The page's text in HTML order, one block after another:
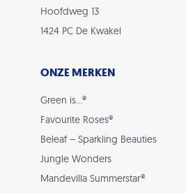
Hoofdweg 13
1424 PC De Kwakel
ONZE MERKEN
Green is…®
Favourite Roses®
Beleaf – Sparkling Beauties
Jungle Wonders
Mandevilla Summerstar®